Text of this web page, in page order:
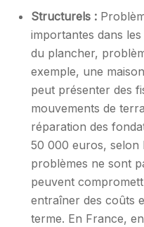
Structurels :
importantes dans
du plancher,
exemple, une
peut présenter des
mouvements de
réparation des
50 000 euros, selon
problèmes ne sont
peuvent
entraîner des coûts
terme. En France,